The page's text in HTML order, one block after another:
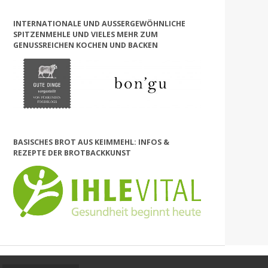
INTERNATIONALE UND AUSSERGEWÖHNLICHE S
PITZENMEHLE UND VIELES MEHR ZUM G
ENUSSREICHEN KOCHEN UND BACKEN
BASISCHES BROT AUS KEIMMEHL: INFOS &
REZEPTE DER BROTBACKKUNST